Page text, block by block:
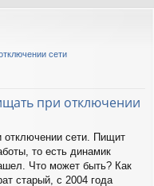
сети
при отключении
отключении сети. Пищит
то есть динамик
Что может быть? Как
старый, с 2004 года